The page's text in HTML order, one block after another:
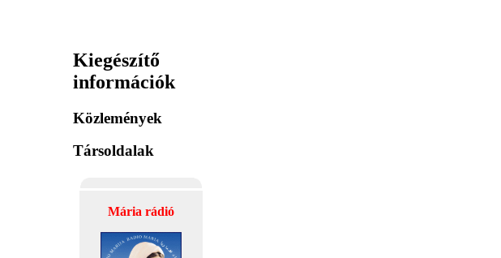
Kiegészítő
információk
Közlemények
Társoldalak
Mária rádió